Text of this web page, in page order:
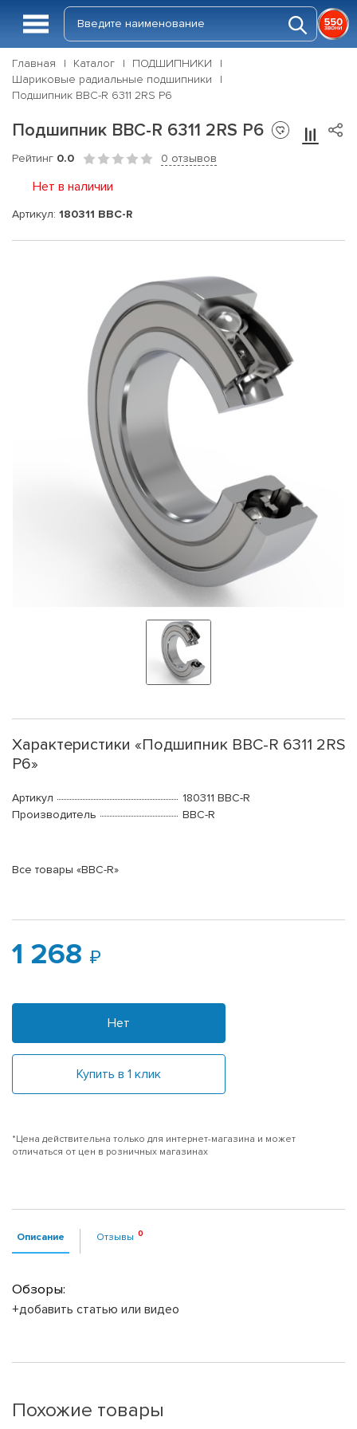
Главная Каталог
ПОДШИПНИКИ
Шариковые радиальные подшипники
Подшипник BBC-R 6311 2RS P6
Подшипник BBC-R 6311 2RS P6
Рейтинг 0.0 0 отзывов
Нет в наличии
Артикул: 180311 BBC-R
Характеристики «Подшипник BBC-R 6311 2RS
P6»
Артикул
180311 BBC-R
Производитель
BBC-R
Все товары «BBC-R»
1 268
Нет
Купить в 1 клик
*Цена действительна только для интернет-магазина и может
отличаться от цен в розничных магазинах
Описание Отзывы
Обзоры:
+добавить статью или видео
Похожие товары